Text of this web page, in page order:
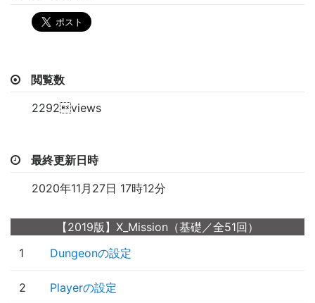
閲覧数
2292views
最終更新日時
2020年11月27日 17時12分
【2019版】X_Mission（基礎／全51回）
1
Dungeonの設定
2 Playerの設定